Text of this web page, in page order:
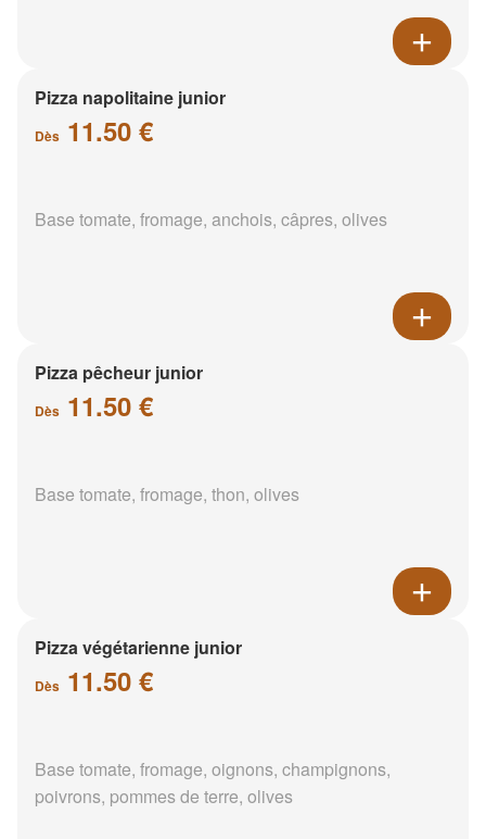
Pizza napolitaine junior
Dès 11.50 €
Base tomate, fromage, anchois, câpres, olives
Pizza pêcheur junior
Dès 11.50 €
Base tomate, fromage, thon, olives
Pizza végétarienne junior
Dès 11.50 €
Base tomate, fromage, oignons, champignons,
poivrons, pommes de terre, olives